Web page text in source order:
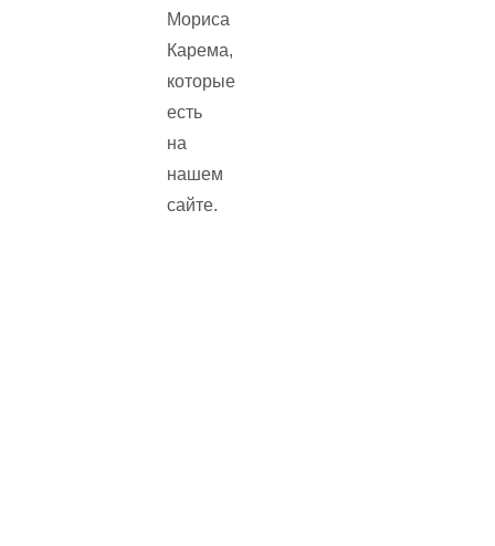
Мориса
Карема,
которые
есть
на
нашем
сайте.